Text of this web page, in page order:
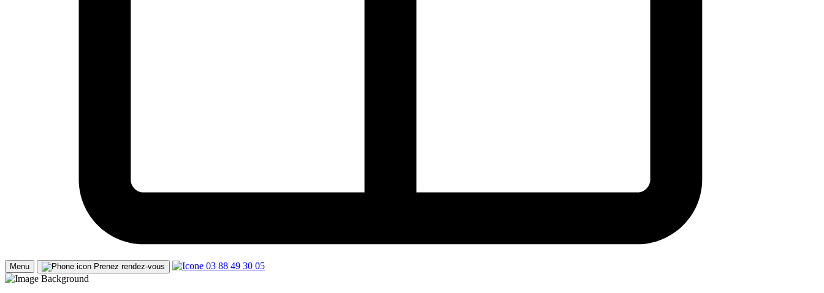
Menu Prenez rendez-vous 03 88 49 30 05